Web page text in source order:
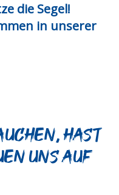
die Segel!
in unserer
hast
uns auf